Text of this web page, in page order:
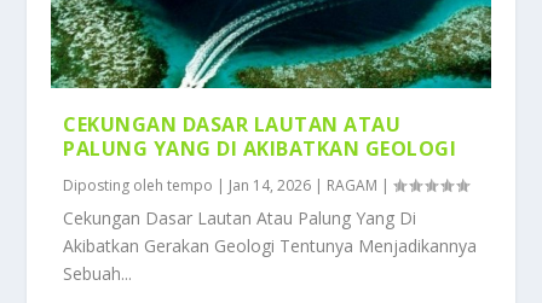
CEKUNGAN DASAR LAUTAN ATAU
PALUNG YANG DI AKIBATKAN GEOLOGI
Diposting olehtempo | Jan 14, 2026 | RAGAM |
Cekungan Dasar Lautan Atau Palung Yang Di
Akibatkan Gerakan Geologi Tentunya Menjadikannya
Sebuah...